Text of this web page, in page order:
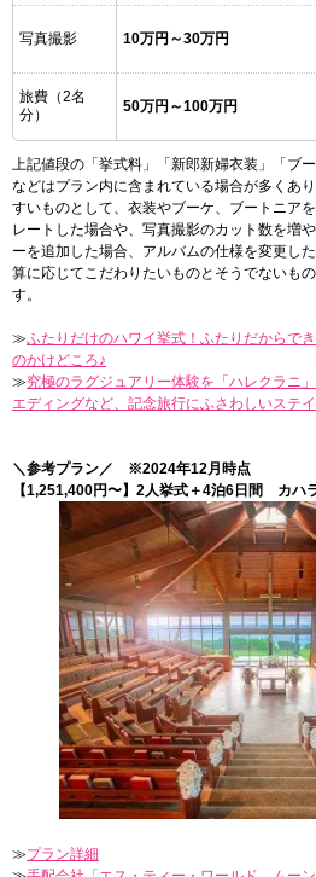
写真撮影 10万円～30万円
旅費（2名
分）
50万円～100万円
上記値段の「挙式料」「新郎新婦衣装」「ブ
などはプラン内に含まれている場合が多くあ
すいものとして、衣装やブーケ、ブートニア
レートした場合や、写真撮影のカット数を増
ーを追加した場合、アルバムの仕様を変更し
算に応じてこだわりたいものとそうでないも
す。
≫ふたりだけのハワイ挙式！ふたりだからで
のかけどころ♪
≫究極のラグジュアリー体験を「ハレクラニ
エディングなど、記念旅行にふさわしいステ
＼参考プラン／ ※2024年12月時点
【1,251,400円〜】2人挙式＋4泊6日間 カ
≫プラン詳細